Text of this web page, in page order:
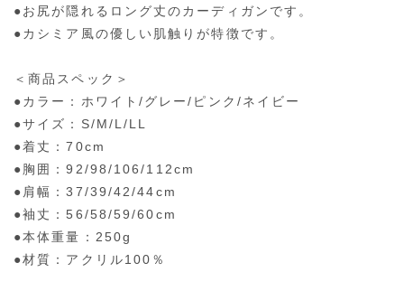
●お尻が隠れるロング丈のカーディガンです。
●カシミア風の優しい肌触りが特徴です。
＜商品スペック＞
●カラー：ホワイト/グレー/ピンク/ネイビー
●サイズ：S/M/L/LL
●着丈：70cm
●胸囲：92/98/106/112cm
●肩幅：37/39/42/44cm
●袖丈：56/58/59/60cm
●本体重量：250g
●材質：アクリル100％